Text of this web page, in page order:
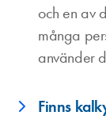
och en av
många
använder
Finns